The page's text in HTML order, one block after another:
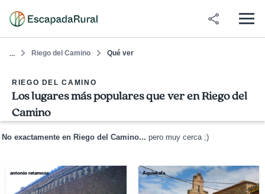
... Riego del Camino Qué ver
RIEGO DEL CAMINO
Los lugares más populares que ver en Riego del
Camino
No exactamente en Riego del Camino... pero muy cerca ;)
antonio retamosa Aquielrafa